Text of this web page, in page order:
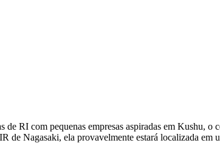
de RI com pequenas empresas aspiradas em Kushu, o
de Nagasaki, ela provavelmente estará localizada em